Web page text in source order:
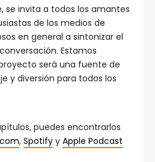
se invita a todos los amantes
de los medios de
en general a sintonizar el
Estamos
será una fuente de
y diversión para todos los
puedes encontrarlos
, Spotify y Apple Podcast